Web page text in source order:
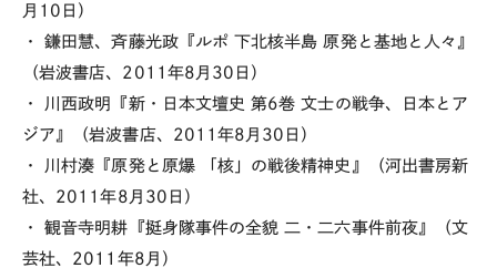
月10日）
・ 鎌田慧、斉藤光政『ルポ 下北核半島 原発と基地と人々』
（岩波書店、2011年8月30日）
・ 川西政明『新・日本文壇史 第6巻 文士の戦争、日本とア
ジア』（岩波書店、2011年8月30日）
・ 川村湊『原発と原爆 「核」の戦後精神史』（河出書房新
社、2011年8月30日）
・ 観音寺明耕『挺身隊事件の全貌 二・二六事件前夜』（文
芸社、2011年8月）